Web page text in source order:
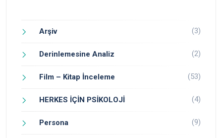
Arşiv (3)
Derinlemesine Analiz (2)
Film – Kitap İnceleme (53)
HERKES İÇİN PSİKOLOJİ (4)
Persona (9)